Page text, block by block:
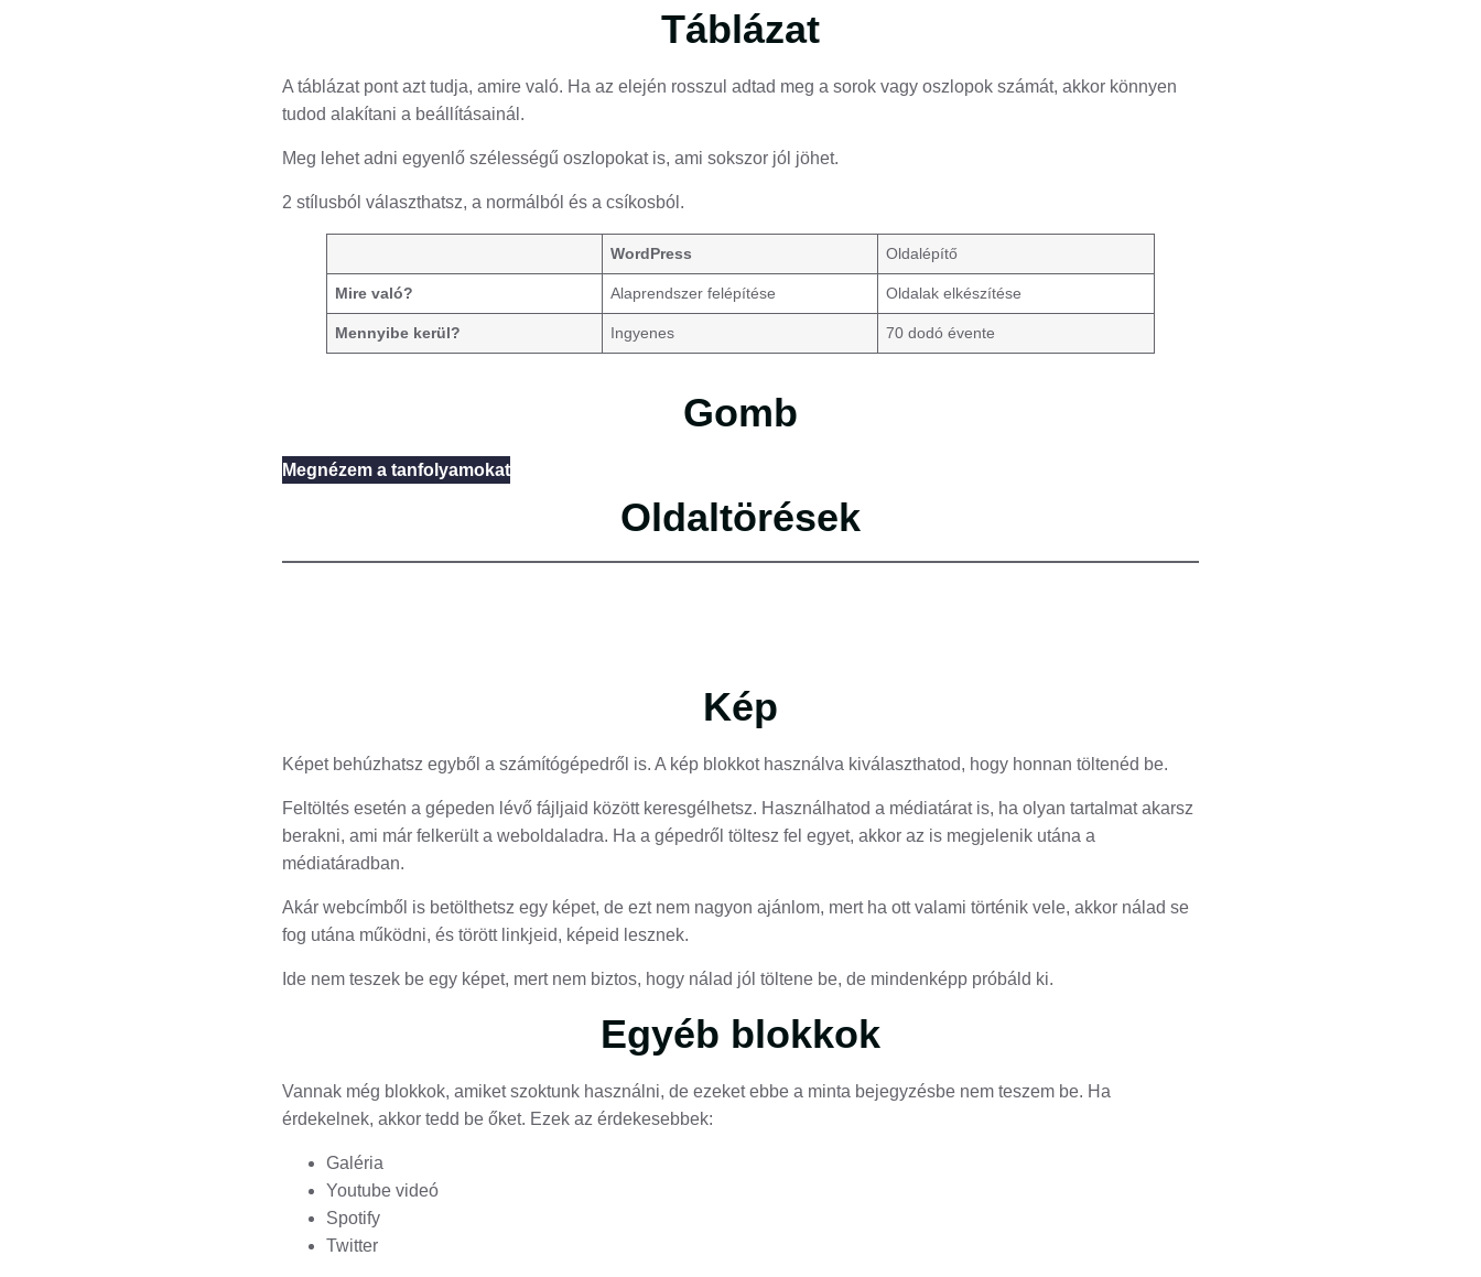
Táblázat
A táblázat pont azt tudja, amire való. Ha az elején rosszul adtad meg a sorok vagy oszlopok számát, akkor könnyen
tudod alakítani a beállításainál.
Meg lehet adni egyenlő szélességű oszlopokat is, ami sokszor jól jöhet.
2 stílusból választhatsz, a normálból és a csíkosból.
WordPress Oldalépítő
Mire való? Alaprendszer felépítése Oldalak elkészítése
Mennyibe kerül? Ingyenes 70 dodó évente
Gomb
Megnézem a tanfolyamokat
Oldaltörések
Kép
Képet behúzhatsz egyből a számítógépedről is. A kép blokkot használva kiválaszthatod, hogy honnan töltenéd be.
Feltöltés esetén a gépeden lévő fájljaid között keresgélhetsz. Használhatod a médiatárat is, ha olyan tartalmat akarsz
berakni, ami már felkerült a weboldaladra. Ha a gépedről töltesz fel egyet, akkor az is megjelenik utána a
médiatáradban.
Akár webcímből is betölthetsz egy képet, de ezt nem nagyon ajánlom, mert ha ott valami történik vele, akkor nálad se
fog utána működni, és törött linkjeid, képeid lesznek.
Ide nem teszek be egy képet, mert nem biztos, hogy nálad jól töltene be, de mindenképp próbáld ki.
Egyéb blokkok
Vannak még blokkok, amiket szoktunk használni, de ezeket ebbe a minta bejegyzésbe nem teszem be. Ha
érdekelnek, akkor tedd be őket. Ezek az érdekesebbek:
Galéria
Youtube videó
Spotify
Twitter